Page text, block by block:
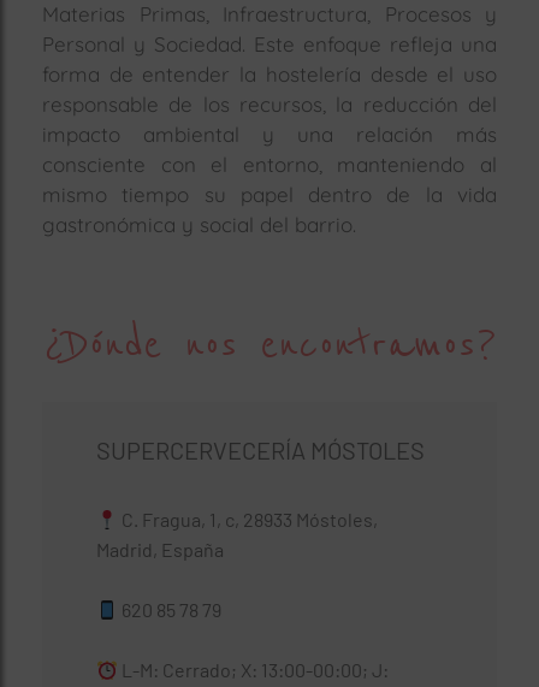
Materias Primas, Infraestructura, Procesos
y
Personal y Sociedad. Este enfoque refleja una
forma de entender la hostelería desde el uso
responsable de los recursos, la reducción del
impacto ambiental y una relación más
consciente con el entorno, manteniendo al
mismo tiempo su papel dentro de la vida
gastronómica y social del barrio.
¿Dónde nos encontramos?
SUPERCERVECERÍA MÓSTOLES
C. Fragua, 1, c, 28933 Móstoles,
Madrid, España
620 85 78 79
L-M: Cerrado; X: 13:00-00:00; J: